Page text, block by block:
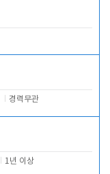
경력무관
1년 이상